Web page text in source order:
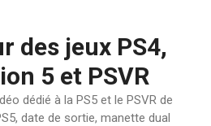
des jeux PS4,
5 et PSVR
dédié à la PS5 et le PSVR de
date de sortie, manette dual